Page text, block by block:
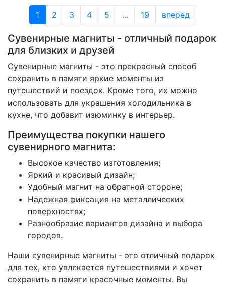
1 2 3 4 5 ... 19 вперед
Сувенирные магниты - отличный подарок
для близких и друзей
Сувенирные магниты - это прекрасный способ
сохранить в памяти яркие моменты из
путешествий и поездок. Кроме того, их можно
использовать для украшения холодильника в
кухне, что добавит изюминку в интерьер.
Преимущества покупки нашего
сувенирного магнита:
Высокое качество изготовления;
Яркий и красивый дизайн;
Удобный магнит на обратной стороне;
Надежная фиксация на металлических
поверхностях;
Разнообразие вариантов дизайна и выбора
городов.
Наши сувенирные магниты - это отличный подарок
для тех, кто увлекается путешествиями и хочет
сохранить в памяти красочные моменты. Вы